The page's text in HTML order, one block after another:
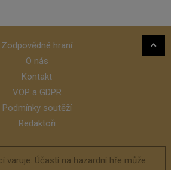
Zodpovědné hraní
O nás
Kontakt
VOP a GDPR
Podmínky soutěží
Redaktoři
varuje: Účastí na hazardní hře může